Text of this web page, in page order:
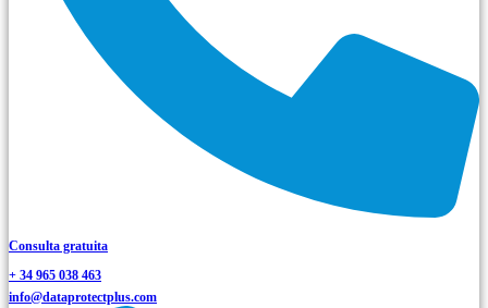
Consulta gratuita
+ 34 965 038 463
info@dataprotectplus.com